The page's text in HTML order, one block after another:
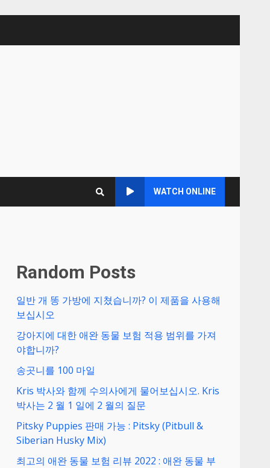
WATCH ONLINE
Random Posts
일반 개 똥 가방에 지쳤습니까? 이 제품을 사용해
보십시오
강아지에 대한 애완 동물 보험 적용 범위를 가져
야합니까?
송곳니를 100 마일
Kris 박사와 함께 수의사에게 물어보십시오. Kris
박사는 2 월 1 일에 2 월의 질문
Pitsky Puppies 판매 가능 : Pitsky (Pitbull &
Siberian Husky Mix)
최고의 애완 동물 보험 리뷰 2022 : 애완 동물 부